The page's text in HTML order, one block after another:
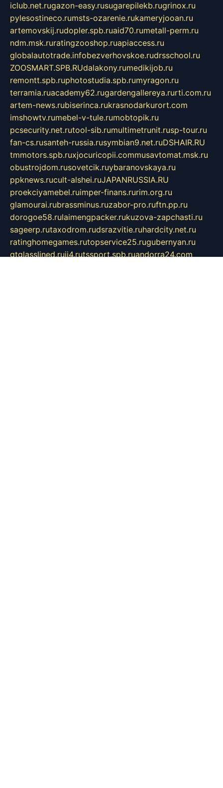
iclub.net.rugazon-easy.rusugarepilekb.rugrinox.ru
pylesostineco.rumsts-ozarenie.rukameryjooan.ru
artemovskij.rudopler.spb.ruaid70.rumetall-perm.ru
ndm.msk.ruratingzooshop.ruapiaccess.ru
globalautotrade.infobezverhovskoe.rudrsschool.ru
ZOOSMART.SPB.RUdalakony.rumedikijob.ru
remontt.spb.ruphotostudia.spb.rumyragon.ru
terramia.ruacademy62.rugardengallereya.rurti.com.ru
artem-news.rubiserinca.rukrasnodarkurort.com
imshowtv.rumebel-v-tule.rumobtopik.ru
pcsecurity.net.rutool-sib.rumultimetrunit.rusp-tour.ru
fan-cs.rusanteh-russia.rusymbian9.net.ruDSHAIR.RU
tmmotors.spb.ruxjocuricopii.commusavtomat.msk.ru
obustrojdom.rusovetcik.ruybaranovskaya.ru
ppknews.rucult-alshei.ruJAPANRUSSIA.RU
proekciyamebel.ruimper-finans.rurim.org.ru
glamourai.rubrassminus.ruzabor-pro.ruftn.pp.ru
dorogoe58.rulaimengpacker.rukuzova-zapchasti.ru
sageerp.rutaxodrom.rudsrazvitie.ruhardcity.net.ru
ratinghomegames.rutopservice25.rugubernyan.ru
gtglasslined.ruii4.rutssport.spb.ruandorra24.com